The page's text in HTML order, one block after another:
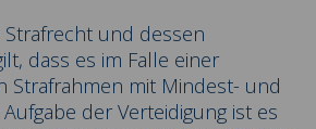
und dessen
dass es im Falle einer
Strafrahmen mit Mindest- und
der Verteidigung ist es